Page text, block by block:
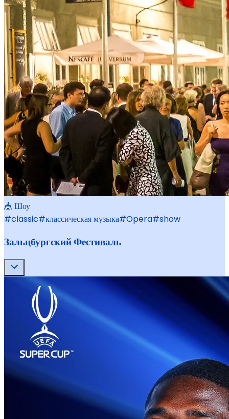
🎪 Шоу
#classic#классическая музыка#Opera#show
Зальцбургский Фестиваль